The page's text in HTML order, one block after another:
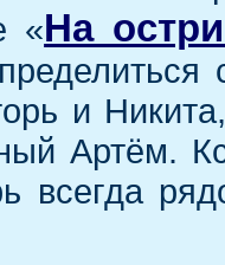
«На
и
Артём.
всегда